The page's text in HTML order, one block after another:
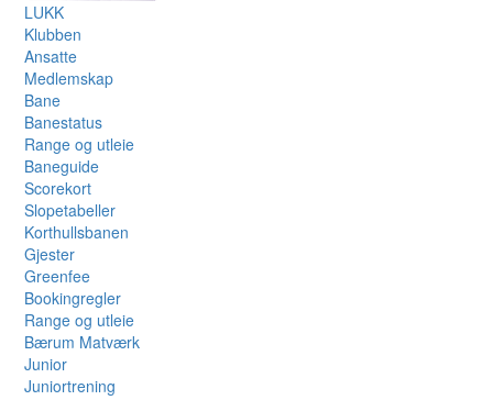
LUKK
Klubben
Ansatte
Medlemskap
Bane
Banestatus
Range og utleie
Baneguide
Scorekort
Slopetabeller
Korthullsbanen
Gjester
Greenfee
Bookingregler
Range og utleie
Bærum Matværk
Junior
Juniortrening